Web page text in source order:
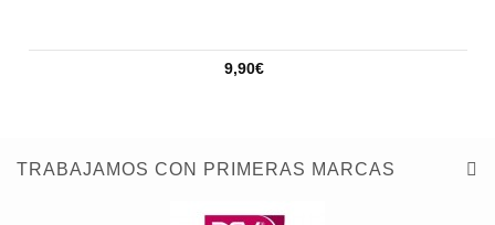
9,90€
TRABAJAMOS CON PRIMERAS MARCAS